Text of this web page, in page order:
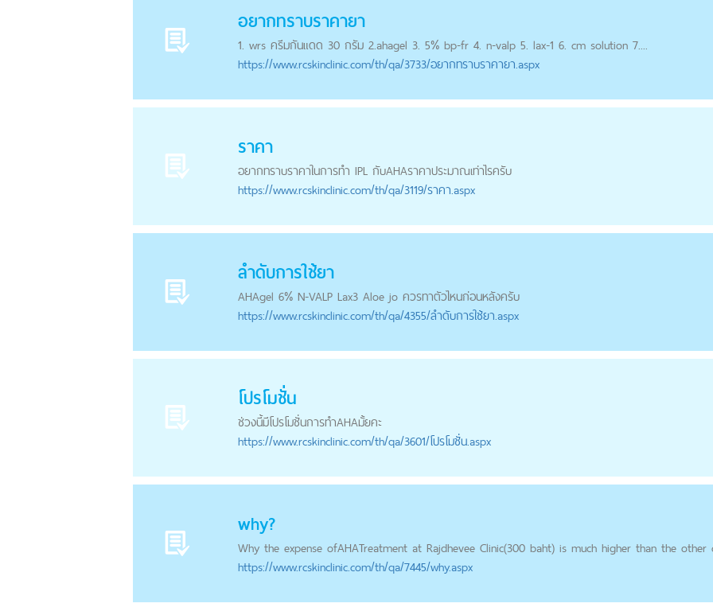
อยากทราบราคายา
1. wrs ครีมกันแดด 30 กรัม 2.ahagel 3. 5% bp-fr 4. n-valp 5. lax-1 6. cm solution 7....
https://www.rcskinclinic.com/th/qa/3733/อยากทราบราคายา.aspx
ราคา
อยากทราบราคาในการทำ IPL กับAHAราคาประมาณเท่าไรครับ
https://www.rcskinclinic.com/th/qa/3119/ราคา.aspx
ลำดับการใช้ยา
AHAgel 6% N-VALP Lax3 Aloe jo ควรทาตัวไหนก่อนหลังครับ
https://www.rcskinclinic.com/th/qa/4355/ลำดับการใช้ยา.aspx
โปรโมชั่น
ช่วงนี้มีโปรโมชั่นการทำAHAมั้ยคะ
https://www.rcskinclinic.com/th/qa/3601/โปรโมชั่น.aspx
why?
Why the expense ofAHATreatment at Rajdhevee Clinic(300 baht) is much higher than the other
https://www.rcskinclinic.com/th/qa/7445/why.aspx